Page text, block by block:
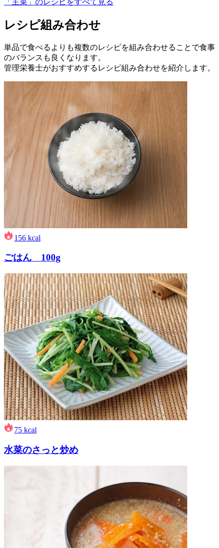
「主菜」のレシピをすべて見る
レシピ組み合わせ
単品で食べるよりも複数のレシピを組み合わせることで食事
のバランスも良くなります。
管理栄養士がおすすめするレシピ組み合わせを紹介します。
156 kcal
ごはん 100g
75 kcal
水菜のさっと炒め